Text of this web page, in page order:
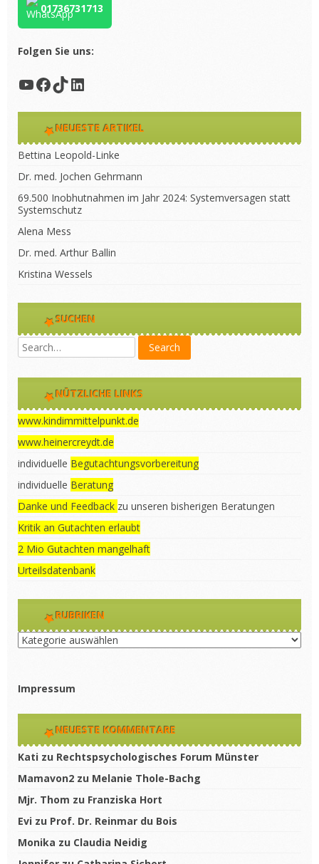
01736731713
Folgen Sie uns:
YouTube
Facebook
TikTok
LinkedIn
NEUESTE ARTIKEL
Bettina Leopold-Linke
Dr. med. Jochen Gehrmann
69.500 Inobhutnahmen im Jahr 2024: Systemversagen statt
Systemschutz
Alena Mess
Dr. med. Arthur Ballin
Kristina Wessels
SUCHEN
NÜTZLICHE LINKS
www.kindimmittelpunkt.de
www.heinercreydt.de
individuelle Begutachtungsvorbereitung
individuelle Beratung
Danke und Feedback zu unseren bisherigen Beratungen
Kritik an Gutachten erlaubt
2 Mio Gutachten mangelhaft
Urteilsdatenbank
RUBRIKEN
Rubriken
Impressum
NEUESTE KOMMENTARE
Kati zu Rechtspsychologisches Forum Münster
Mamavon2 zu Melanie Thole-Bachg
Mjr. Thom zu Franziska Hort
Evi zu Prof. Dr. Reinmar du Bois
Monika zu Claudia Neidig